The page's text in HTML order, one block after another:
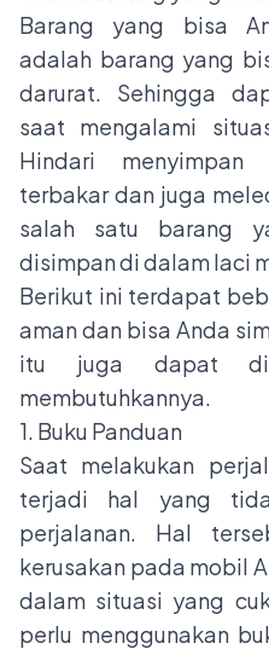
Barang yang bisa
adalah barang yang
darurat. Sehingga
saat mengalami
Hindari
terbakar dan juga
salah satu barang
disimpan di dalam laci
Berikut ini terdapat
aman dan bisa Anda
itu juga dapat
membutuhkannya.
1. Buku Panduan
Saat melakukan
terjadi hal yang
perjalanan. Hal
kerusakan pada mobil
dalam situasi yang
perlu menggunakan